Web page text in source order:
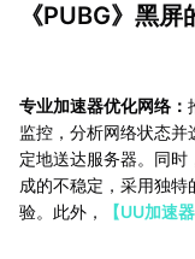
《PUBG》黑
专业加速器优化网络：
监控，分析网络状态
定地送达服务器。同时
成的不稳定，采用独
验。此外，
【UU加速器